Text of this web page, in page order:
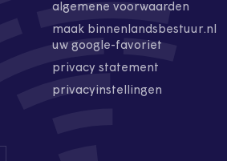
algemene voorwaarden
maak binnenlandsbestuur.nl
uw google-favoriet
privacy statement
privacyinstellingen